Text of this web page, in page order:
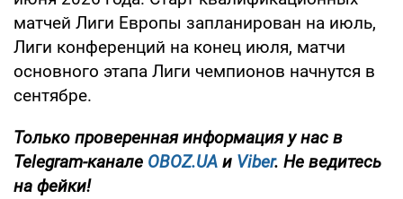
матчей Лиги Европы запланирован на июль,
Лиги конференций на конец июля, матчи
основного этапа Лиги чемпионов начнутся в
сентябре.
Только проверенная информация у нас в
Telegram-канале OBOZ.UA и Viber. Не ведитесь
на фейки!